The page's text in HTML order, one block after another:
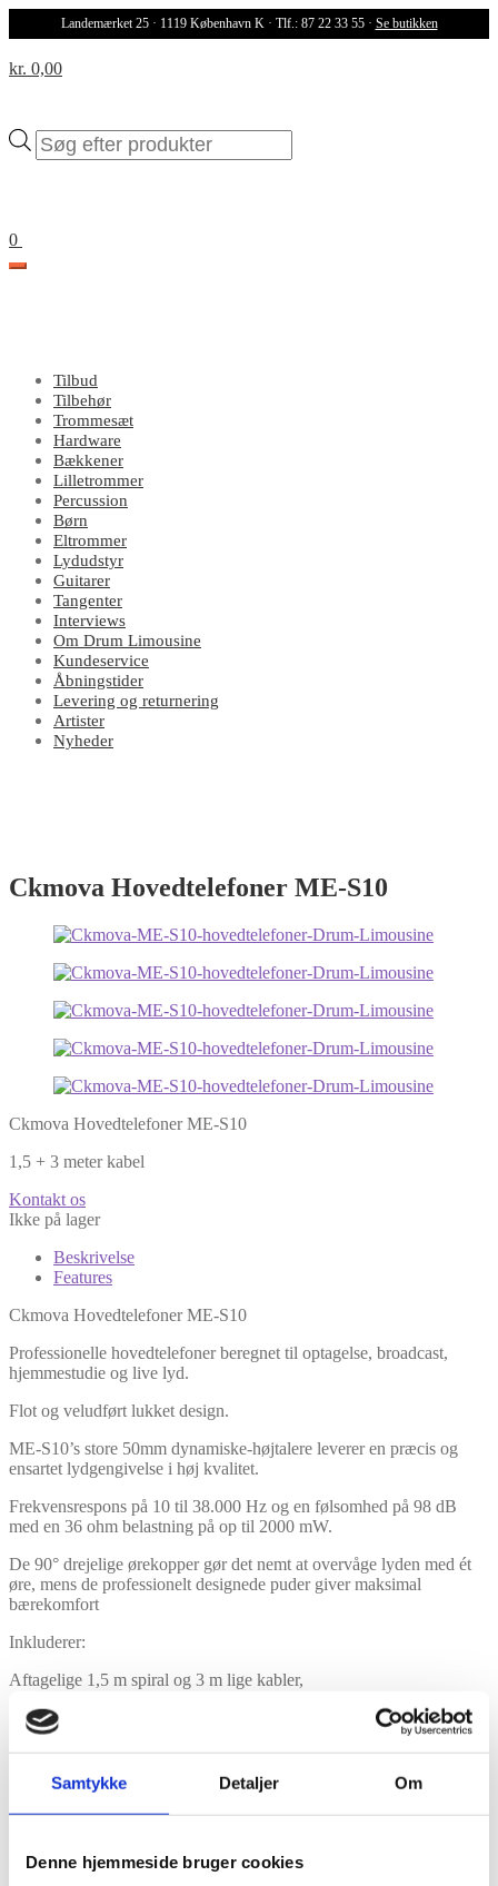
Samtykke Detaljer Om
Denne hjemmeside bruger cookies
Landemærket 25 · 1119 København K · Tlf.: 87 22 33 55 · Se butikken
Products
search
kr. 0,00
0
Tilbud
Tilbehør
Trommesæt
Hardware
Bækkener
Lilletrommer
Percussion
Børn
Eltrommer
Lydudstyr
Guitarer
Tangenter
Interviews
Om Drum Limousine
Kundeservice
Åbningstider
Levering og returnering
Artister
Nyheder
Ckmova Hovedtelefoner ME-S10
Ckmova Hovedtelefoner ME-S10
1,5 + 3 meter kabel
Kontakt os
Ikke på lager
Beskrivelse
Features
Ckmova Hovedtelefoner ME-S10
Professionelle hovedtelefoner beregnet til optagelse, broadcast,
hjemmestudie og live lyd.
Flot og veludført lukket design.
ME-S10’s store 50mm dynamiske-højtalere leverer en præcis og
ensartet lydgengivelse i høj kvalitet.
Frekvensrespons på 10 til 38.000 Hz og en følsomhed på 98 dB
med en 36 ohm belastning på op til 2000 mW.
De 90° drejelige ørekopper gør det nemt at overvåge lyden med ét
øre, mens de professionelt designede puder giver maksimal
bærekomfort
Inkluderer:
Aftagelige 1,5 m spiral og 3 m lige kabler,
3,5 mm til 1/4″ adapter
Pose
Type: dynamisk og lukket
Frekvens respons: 10 – 38 kHz